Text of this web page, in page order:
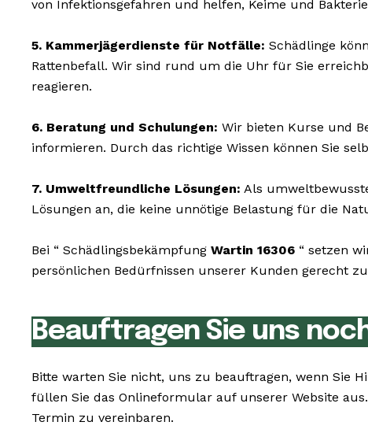
von Infektionsgefahren und helfen, Keime und
5. Kammerjägerdienste für Notfälle: Schädlinge
Rattenbefall. Wir sind rund um die Uhr für Sie
reagieren.
6. Beratung und Schulungen: Wir bieten Kurse und
informieren. Durch das richtige Wissen können Sie
7. Umweltfreundliche Lösungen: Als
Lösungen an, die keine unnötige Belastung für die
Bei “ Schädlingsbekämpfung Wartin 16306 “ setzen
persönlichen Bedürfnissen unserer Kunden gerecht
Beauftragen Sie uns
Bitte warten Sie nicht, uns zu beauftragen, wenn Sie
füllen Sie das Onlineformular auf unserer Website
Termin zu vereinbaren.